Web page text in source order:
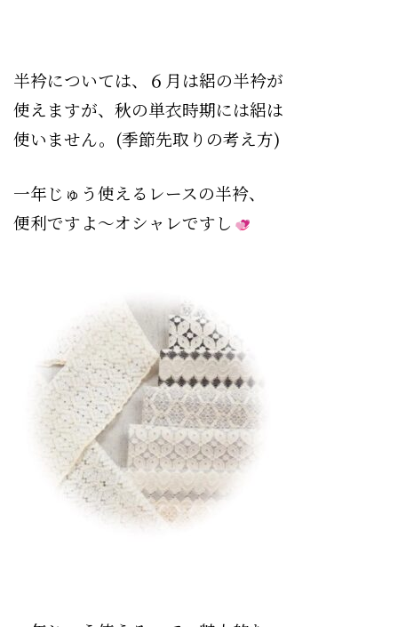
半衿については、６月は絽の半衿が
使えますが、秋の単衣時期には絽は
使いません。(季節先取りの考え方)
一年じゅう使えるレースの半衿、
便利ですよ〜オシャレですし